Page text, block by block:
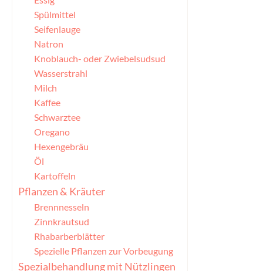
Spülmittel
Seifenlauge
Natron
Knoblauch- oder Zwiebelsudsud
Wasserstrahl
Milch
Kaffee
Schwarztee
Oregano
Hexengebräu
Öl
Kartoffeln
Pflanzen & Kräuter
Brennnesseln
Zinnkrautsud
Rhabarberblätter
Spezielle Pflanzen zur Vorbeugung
Spezialbehandlung mit Nützlingen